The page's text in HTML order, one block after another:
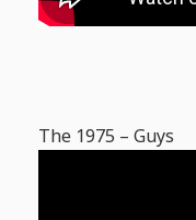
The 1975 – Guys